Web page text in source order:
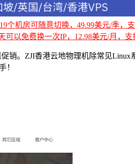
个机房可随意切换，49.99美元/季，
以免费换一次IP，12.98美元/月，支
。ZJI香港云地物理机除常见Linux
！